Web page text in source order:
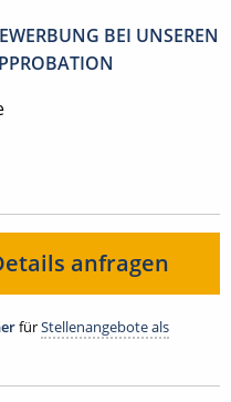
BEI UNSEREN
anfragen
fürStellenangebote als